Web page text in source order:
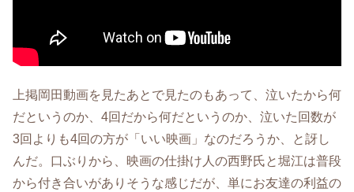
上掲岡田動画を見たあとで見たのもあって、泣いたから何
だというのか、4回だから何だというのか、泣いた回数が
3回よりも4回の方が「いい映画」なのだろうか、と訝し
んだ。口ぶりから、映画の仕掛け人の西野氏と堀江は普段
から付き合いがありそうな感じだが、単にお友達の利益の